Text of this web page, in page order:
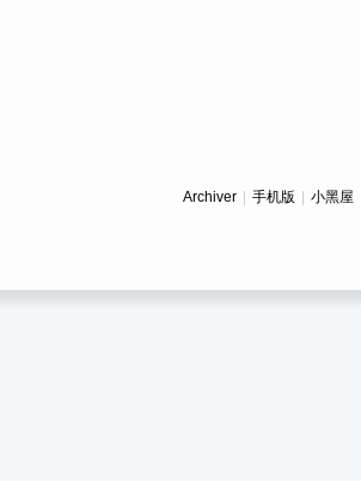
Archiver 手机版 小黑屋